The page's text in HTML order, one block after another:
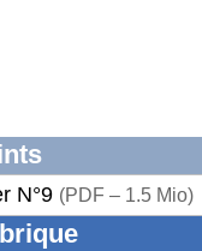
N°9 (PDF – 1.5 Mio)